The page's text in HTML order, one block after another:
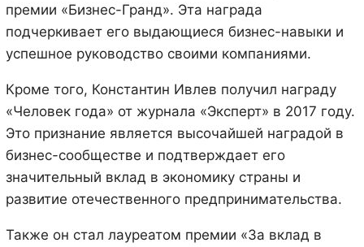
премии «Бизнес-Гранд». Эта награда
подчеркивает его выдающиеся бизнес-навыки и
успешное руководство своими компаниями.
Кроме того, Константин Ивлев получил награду
«Человек года» от журнала «Эксперт» в 2017 году.
Это признание является высочайшей наградой в
бизнес-сообществе и подтверждает его
значительный вклад в экономику страны и
развитие отечественного предпринимательства.
Также он стал лауреатом премии «За вклад в